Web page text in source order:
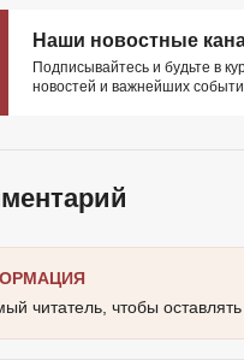
Наши новостные
Подписывайтесь и будьте в
новостей и важнейших
читатель, чтобы